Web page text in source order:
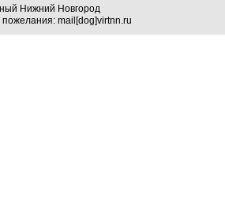
Нижний Новгород
mail[dog]virtnn.ru